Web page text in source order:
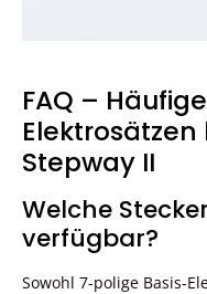
FAQ –
Stepway II
Welche
verfügbar?
Sowohl 7-polige Basis-